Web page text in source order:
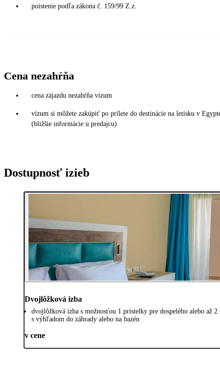
poistenie podľa zákona č. 159/99 Z.z.
Cena nezahŕňa
cena zájazdu nezahŕňa vízum
vízum si môžete zakúpiť po prílete do destinácie na letisku v
(bližšie informácie u predajcu)
Dostupnosť izieb
Dvojlôžková izba
dvojlôžková izba s možnosťou 1 prístelky pre dospelého alebo
s výhľadom do záhrady alebo na bazén
v cene